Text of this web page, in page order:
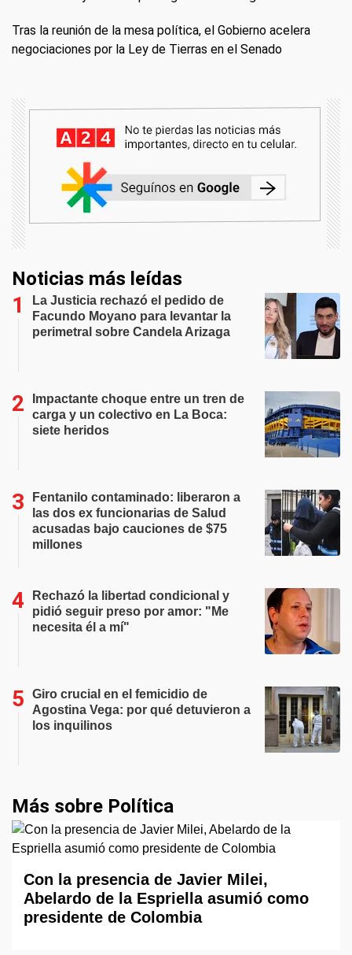
Tras la reunión de la mesa política, el Gobierno acelera
negociaciones por la Ley de Tierras en el Senado
Noticias más leídas
La Justicia rechazó el pedido de
Facundo Moyano para levantar la
perimetral sobre Candela Arizaga
Impactante choque entre un tren de
carga y un colectivo en La Boca:
siete heridos
Fentanilo contaminado: liberaron a
las dos ex funcionarias de Salud
acusadas bajo cauciones de $75
millones
Rechazó la libertad condicional y
pidió seguir preso por amor: "Me
necesita él a mí"
Giro crucial en el femicidio de
Agostina Vega: por qué detuvieron a
los inquilinos
Más sobre Política
Con la presencia de Javier Milei,
Abelardo de la Espriella asumió como
presidente de Colombia